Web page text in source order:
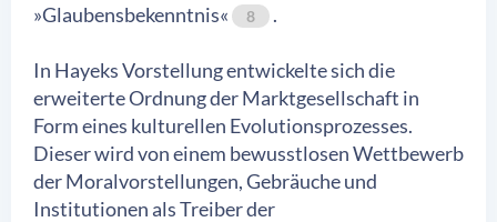
»Glaubensbekenntnis«
8 .
In Hayeks Vorstellung entwickelte sich die
erweiterte Ordnung der Marktgesellschaft in
Form eines kulturellen Evolutionsprozesses.
Dieser wird von einem bewusstlosen Wettbewerb
der Moralvorstellungen, Gebräuche und
Institutionen als Treiber der